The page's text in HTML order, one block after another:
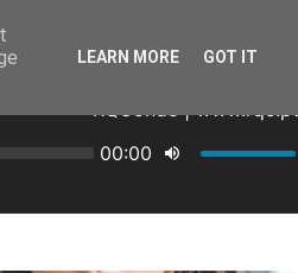
LEARN MORE GOT IT